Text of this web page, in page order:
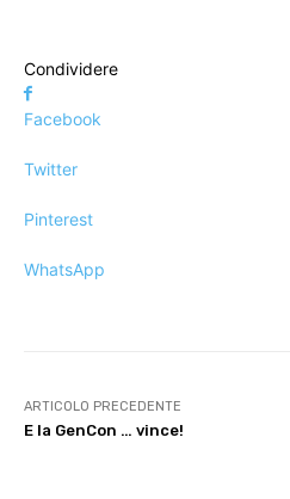
Condividere
Facebook
Twitter
Pinterest
WhatsApp
ARTICOLO PRECEDENTE
E la GenCon … vince!